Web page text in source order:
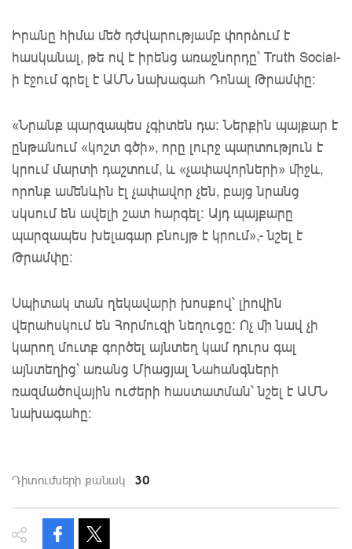
Իրանը հիմա մեծ դժվարությամբ փորձում է
հասկանալ, թե ով է իրենց առաջնորդը՝ Truth Social-
ի էջում գրել է ԱՄՆ նախագահ Դոնալ Թրամփը։
«Նրանք պարզապես չգիտեն դա: Ներքին պայքար է
ընթանում «կոշտ գծի», որը լուրջ պարտություն է
կրում մարտի դաշտում, և «չափավորների» միջև,
որոնք ամենևին էլ չափավոր չեն, բայց նրանց
սկսում են ավելի շատ հարգել: Այդ պայքարը
պարզապես խելագար բնույթ է կրում»,- նշել է
Թրամփը:
Սպիտակ տան ղեկավարի խոսքով՝ լիովին
վերահսկում են Հորմուզի նեղուցը։ Ոչ մի նավ չի
կարող մուտք գործել այնտեղ կամ դուրս գալ
այնտեղից՝ առանց Միացյալ Նահանգների
ռազմածովային ուժերի հաստատման՝ նշել է ԱՄՆ
նախագահը:
Դիտումների քանակ 30